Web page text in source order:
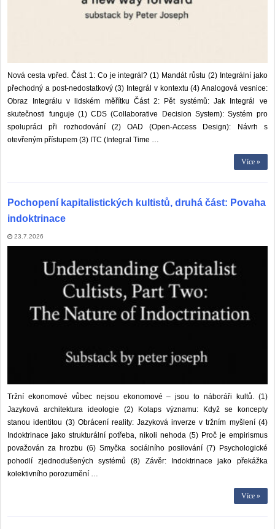
Nová cesta vpřed. Část 1: Co je integrál? (1) Mandát růstu (2) Integrální jako
přechodný a post-nedostatkový (3) Integrál v kontextu (4) Analogová vesnice:
Obraz Integrálu v lidském měřítku Část 2: Pět systémů: Jak Integrál ve
skutečnosti funguje (1) CDS (Collaborative Decision System): Systém pro
spolupráci při rozhodování (2) OAD (Open-Access Design): Návrh s
otevřeným přístupem (3) ITC (Integral Time …
Více »
Pochopení kapitalistických kultistů, druhá část: Povaha
indoktrinace
23.7.2026
Tržní ekonomové vůbec nejsou ekonomové – jsou to náboráři kultů. (1)
Jazyková architektura ideologie (2) Kolaps významu: Když se koncepty
stanou identitou (3) Obrácení reality: Jazyková inverze v tržním myšlení (4)
Indoktrinace jako strukturální potřeba, nikoli nehoda (5) Proč je empirismus
považován za hrozbu (6) Smyčka sociálního posilování (7) Psychologické
pohodlí zjednodušených systémů (8) Závěr: Indoktrinace jako překážka
kolektivního porozumění …
Více »